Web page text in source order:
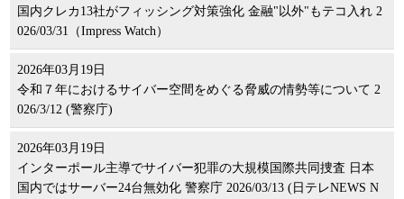
国内クレカ13社がフィッシング対策強化 金融"以外"もテコ入れ 2
026/03/31（Impress Watch）
2026年03月19日
令和７年におけるサイバー空間をめぐる脅威の情勢等について 2
026/3/12 (警察庁)
2026年03月19日
インターポール主導でサイバー犯罪の大規模国際共同捜査 日本
国内ではサーバー24台無効化 警察庁 2026/03/13 (日テレNEWS N